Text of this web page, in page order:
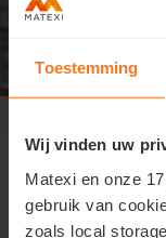
Toestemming
Wij vinden uw
Matexi en onze
gebruik van
zoals local